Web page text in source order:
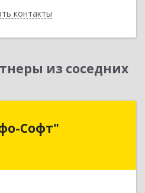
контакты
Назад
из соседних
Софт"
"Инфо-Софт"
край, Лабинский р-н,